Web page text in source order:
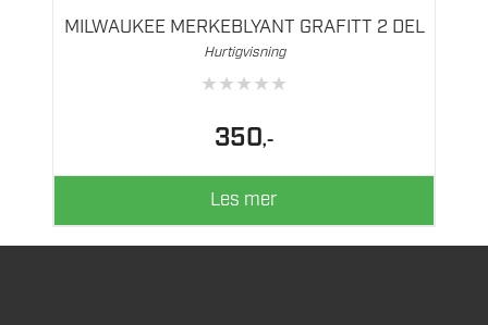
MILWAUKEE MERKEBLYANT GRAFITT 2 DEL
Hurtigvisning
★★★★★
350,-
Les mer